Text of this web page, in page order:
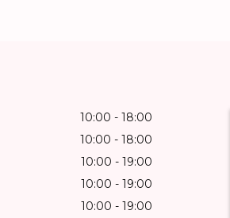
10:00
18:00
10:00
18:00
10:00
19:00
10:00
19:00
10:00
19:00